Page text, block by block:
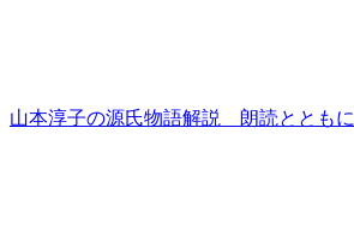
山本淳子の源氏物語解説 朗読とともに